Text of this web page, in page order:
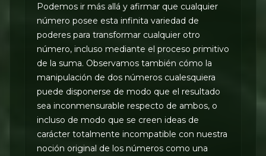
Podemos ir más allá y afirmar que cualquier
número posee esta infinita variedad de
poderes para transformar cualquier otro
número, incluso mediante el proceso primitivo
de la suma. Observamos también cómo la
manipulación de dos números cualesquiera
puede disponerse de modo que el resultado
sea inconmensurable respecto de ambos, o
incluso de modo que se creen ideas de
carácter totalmente incompatible con nuestra
noción original de los números como una